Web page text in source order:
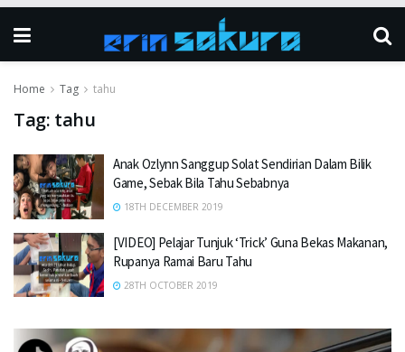
Home Tag tahu
Tag: tahu
Anak Ozlynn Sanggup Solat Sendirian Dalam Bilik
Game, Sebak Bila Tahu Sebabnya
18TH DECEMBER 2019
[VIDEO] Pelajar Tunjuk ‘Trick’ Guna Bekas Makanan,
Rupanya Ramai Baru Tahu
28TH OCTOBER 2019